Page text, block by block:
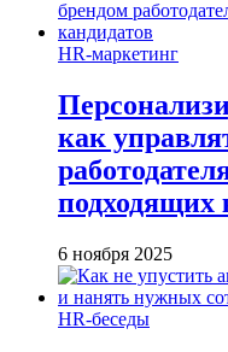
HR-маркетинг
как
подходящих
6 ноября 2025
HR-беседы